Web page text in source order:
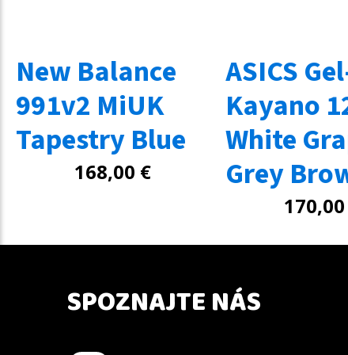
New Balance
991v2 MiUK
Tapestry Blue
168,00 €
ASICS
Kayano
White
Grey
170,00
SPOZNAJTE NÁS